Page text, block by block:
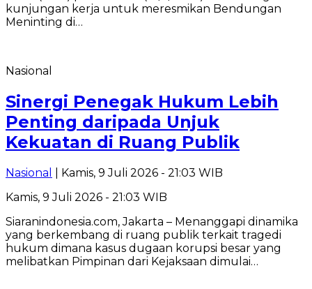
kunjungan kerja untuk meresmikan Bendungan
Meninting di…
Nasional
Sinergi Penegak Hukum Lebih
Penting daripada Unjuk
Kekuatan di Ruang Publik
Nasional
| Kamis, 9 Juli 2026 - 21:03 WIB
Kamis, 9 Juli 2026 - 21:03 WIB
Siaranindonesia.com, Jakarta – Menanggapi dinamika
yang berkembang di ruang publik terkait tragedi
hukum dimana kasus dugaan korupsi besar yang
melibatkan Pimpinan dari Kejaksaan dimulai…